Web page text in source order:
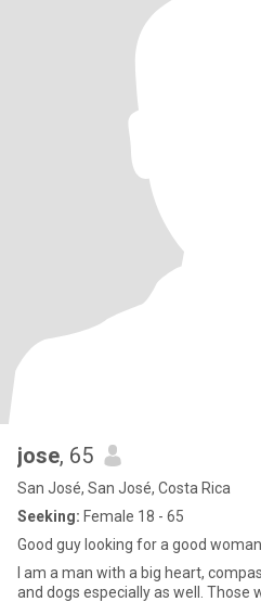
jose, 65
San José, San José, Costa Rica
Seeking: Female 18 - 65
Good guy looking for a good woman
I am a man with a big heart,
and dogs especially as well. Those who have been blessed by God